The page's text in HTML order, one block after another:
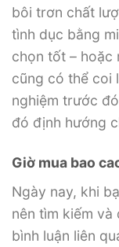
bôi trơn chất
tình dục bằng
chọn tốt – hoặc
cũng có thể coi
nghiệm trước
đó định hướng
Giờ mua bao
Ngày nay, khi
nên tìm kiếm
bình luận liên